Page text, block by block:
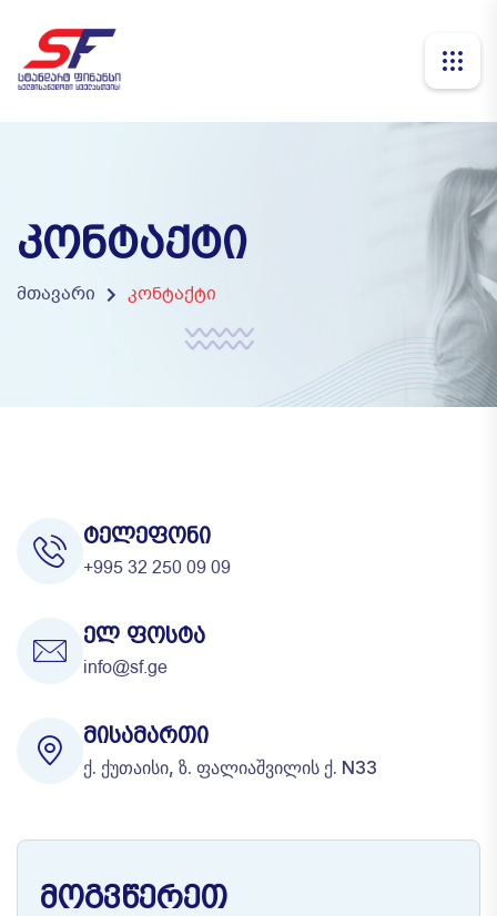
ᲙᲝᲜᲢᲐᲥᲢᲘ
მთავარი კონტაქტი
ᲢᲔᲚᲔᲤᲝᲜᲘ
+995 32 250 09 09
ᲔᲚ ᲤᲝᲡᲢᲐ
info@sf.ge
ᲛᲘᲡᲐᲛᲐᲠᲗᲘ
ქ. ქუთაისი, ზ. ფალიაშვილის ქ. N33
ᲛᲝᲒᲕᲬᲔᲠᲔᲗ